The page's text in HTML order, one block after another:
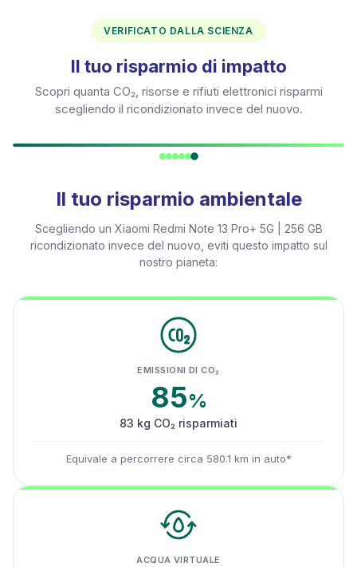
VERIFICATO DALLA SCIENZA
Il tuo risparmio di impatto
Scopri quanta CO₂, risorse e rifiuti elettronici risparmi
scegliendo il ricondizionato invece del nuovo.
Il tuo risparmio ambientale
Scegliendo un Xiaomi Redmi Note 13 Pro+ 5G | 256 GB
ricondizionato invece del nuovo, eviti questo impatto sul
nostro pianeta:
EMISSIONI DI CO₂
85%
83 kg CO₂ risparmiati
Equivale a percorrere circa 580.1 km in auto*
ACQUA VIRTUALE